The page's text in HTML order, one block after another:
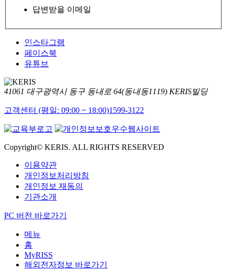
답변받을 이메일
인스타그램
페이스북
유튜브
41061 대구광역시 동구 동내로 64(동내동1119) KERIS빌딩
고객센터 (평일: 09:00 ~ 18:00)1599-3122
Copyright© KERIS. ALL RIGHTS RESERVED
이용약관
개인정보처리방침
개인정보 재동의
기관소개
PC 버전 바로가기
메뉴
홈
MyRISS
해외전자정보 바로가기